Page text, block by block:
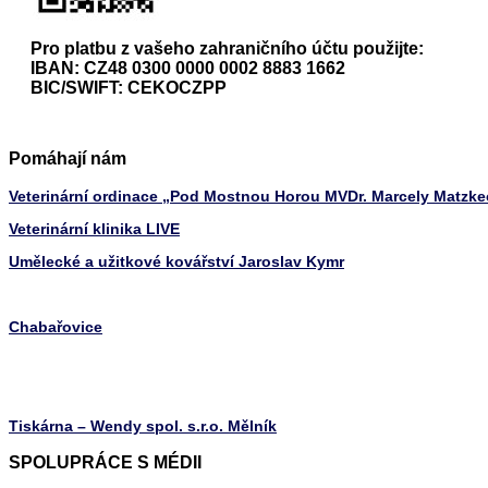
Pro platbu z vašeho zahraničního účtu použijte:
IBAN: CZ48 0300 0000 0002 8883 1662
BIC/SWIFT: CEKOCZPP
Pomáhají nám
Veterinární ordinace „Pod Mostnou Horou MVDr. Marcely
Veterinární klinika LIVE
Umělecké a užitkové kovářství Jaroslav Kymr
Chabařovice
Tiskárna – Wendy spol. s.r.o. Mělník
SPOLUPRÁCE S MÉDII